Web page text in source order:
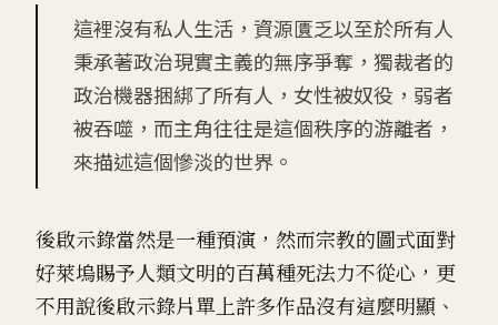
這裡沒有私人生活，資源匱乏以至於所有人
秉承著政治現實主義的無序爭奪，獨裁者的
政治機器捆綁了所有人，女性被奴役，弱者
被吞噬，而主角往往是這個秩序的游離者，
來描述這個慘淡的世界。
後啟示錄當然是一種預演，然而宗教的圖式面對
好萊塢賜予人類文明的百萬種死法力不從心，更
不用說後啟示錄片單上許多作品沒有這麼明顯、